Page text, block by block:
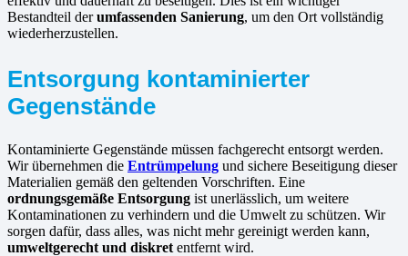
Bestandteil derumfassenden Sanierung, um den Ort vollständig
wiederherzustellen.
Entsorgung kontaminierter
Gegenstände
Kontaminierte Gegenstände müssen fachgerecht entsorgt werden.
Wir übernehmen die Entrümpelung und sichere Beseitigung dieser
Materialien gemäß den geltenden Vorschriften. Eine
ordnungsgemäße Entsorgung ist unerlässlich, um weitere
Kontaminationen zu verhindern und die Umwelt zu schützen. Wir
sorgen dafür, dass alles, was nicht mehr gereinigt werden kann,
umweltgerecht und diskret entfernt wird.